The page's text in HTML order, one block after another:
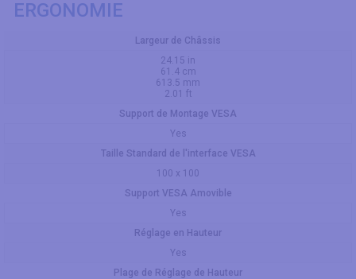
ERGONOMIE
Largeur de Châssis
24.15 in
61.4 cm
613.5 mm
2.01 ft
Support de Montage VESA
Yes
Taille Standard de l'interface VESA
100 x 100
Support VESA Amovible
Yes
Réglage en Hauteur
Yes
Plage de Réglage de Hauteur